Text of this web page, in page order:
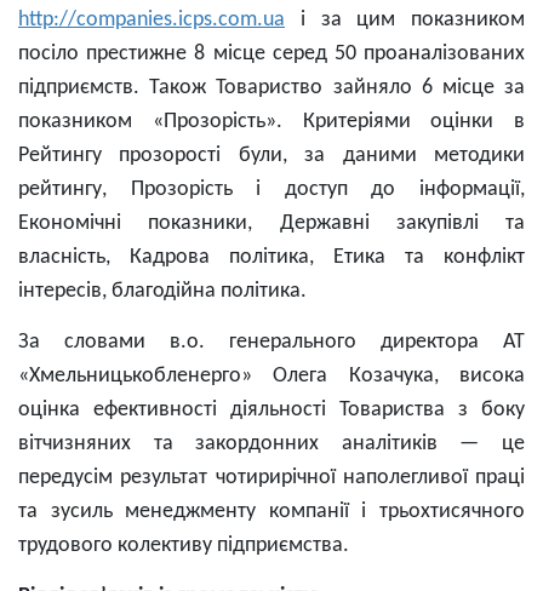
http://companies.icps.com.ua і за цим показником
посіло престижне 8 місце серед 50 проаналізованих
підприємств. Також Товариство зайняло 6 місце за
показником «Прозорість». Критеріями оцінки в
Рейтингу прозорості були, за даними методики
рейтингу, Прозорість і доступ до інформації,
Економічні показники, Державні закупівлі та
власність, Кадрова політика, Етика та конфлікт
інтересів, благодійна політика.
За словами в.о. генерального директора АТ
«Хмельницькобленерго» Олега Козачука, висока
оцінка ефективності діяльності Товариства з боку
вітчизняних та закордонних аналітиків — це
передусім результат чотирирічної наполегливої праці
та зусиль менеджменту компанії і трьохтисячного
трудового колективу підприємства.